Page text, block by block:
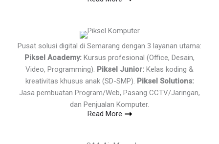
Pusat solusi digital di Semarang dengan 3 layanan utama:
Piksel Academy: Kursus profesional (Office, Desain,
Video, Programming). Piksel Junior: Kelas koding &
kreativitas khusus anak (SD-SMP). Piksel Solutions:
Jasa pembuatan Program/Web, Pasang CCTV/Jaringan,
dan Penjualan Komputer.
Read More